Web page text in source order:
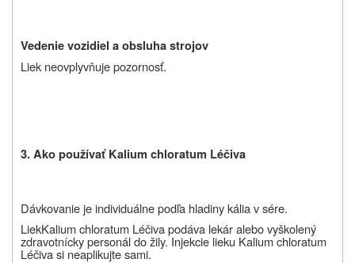
Vedenie vozidiel a obsluha strojov
Liek neovplyvňuje pozornosť.
3. Ako používať Kalium chloratum Léčiva
Dávkovanie je individuálne podľa hladiny kália v sére.
LiekKalium chloratum Léčiva podáva lekár alebo vyškolený
zdravotnícky personál do žily. Injekcie lieku Kalium chloratum
Léčiva si neaplikujte sami.